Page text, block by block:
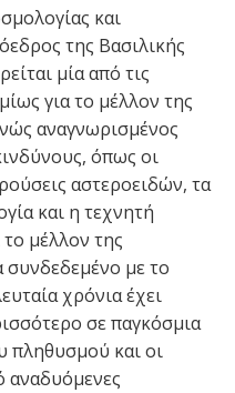
και
της Βασιλικής
μία από τις
για το μέλλον της
αναγνωρισμένος
όπως οι
αστεροειδών, τα
και η τεχνητή
μέλλον της
συνδεδεμένο με το
χρόνια έχει
σε παγκόσμια
πληθυσμού και οι
αναδυόμενες